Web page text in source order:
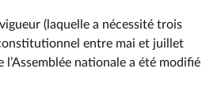
(laquelle a nécessité trois
entre mai et juillet
l’Assemblée nationale a été modifié